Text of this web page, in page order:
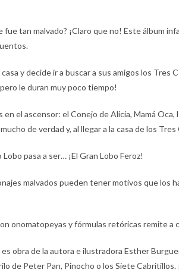
fue tan malvado? ¡Claro que no! Este álbum
y decide ir a buscar a sus amigos los
le duran muy poco tiempo!
el ascensor: el Conejo de Alicia, Mamá
de verdad y, al llegar a la casa de los
pasa a ser… ¡El Gran Lobo Feroz!
malvados pueden tener motivos que los
onomatopeyas y fórmulas retóricas remite a
obra de la autora e ilustradora Esther
de Peter Pan, Pinocho o los Siete